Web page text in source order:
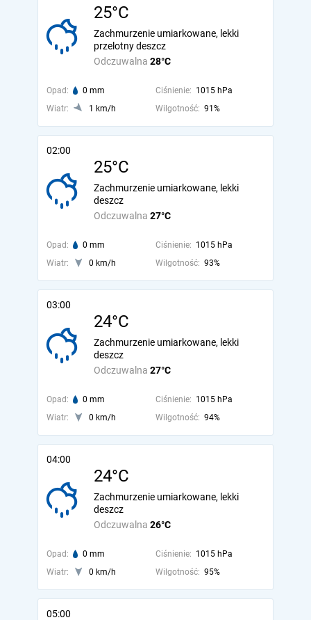
25°C
Odczuwalna 28°C
Zachmurzenie umiarkowane, lekki
przelotny deszcz
Opad: 0 mm Ciśnienie: 1015 hPa
Wiatr:
1 km/h Wilgotność: 91%
02:00
25°C
Odczuwalna 27°C
Zachmurzenie umiarkowane, lekki
deszcz
Opad: 0 mm Ciśnienie: 1015 hPa
Wiatr:
0 km/h Wilgotność: 93%
03:00
24°C
Odczuwalna 27°C
Zachmurzenie umiarkowane, lekki
deszcz
Opad: 0 mm Ciśnienie: 1015 hPa
Wiatr:
0 km/h Wilgotność: 94%
04:00
24°C
Odczuwalna 26°C
Zachmurzenie umiarkowane, lekki
deszcz
Opad: 0 mm Ciśnienie: 1015 hPa
Wiatr:
0 km/h Wilgotność: 95%
05:00